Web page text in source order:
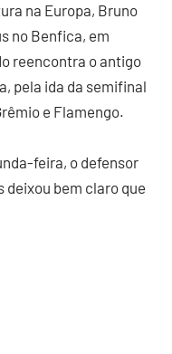
na Europa, Bruno
no Benfica, em
reencontra o antigo
pela ida da semifinal
e Flamengo.
feira, o defensor
deixou bem claro que